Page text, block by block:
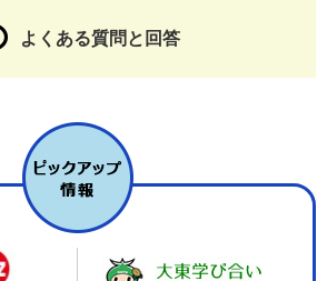
よくある質問と回答